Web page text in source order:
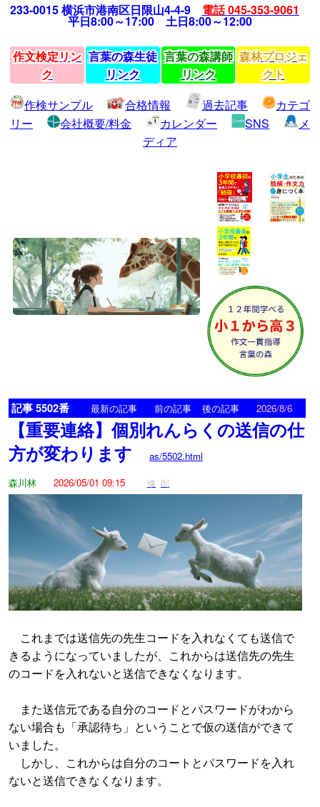
233-0015 横浜市港南区日限山4-4-9 電話 045-353-9061
平日8:00～17:00 土日8:00～12:00
作文検定リン
ク
言葉の森生徒
リンク
言葉の森講師
リンク
森林プロジェ
クト
作検サンプル
合格情報 過去記事
カテゴ
リー
会社概要/料金 カレンダー SNS
メ
ディア
記事 5502番 最新の記事 前の記事 後の記事 2026/8/6
【重要連絡】個別れんらくの送信の仕
方が変わります
as/5502.html
森川林
2026/05/01 09:15 修 削
これまでは送信先の先生コードを入れなくても送信で
きるようになっていましたが、これからは送信先の先生
のコードを入れないと送信できなくなります。
また送信元である自分のコードとパスワードがわから
ない場合も「承認待ち」ということで仮の送信ができて
いました。
しかし、これからは自分のコートとパスワードを入れ
ないと送信できなくなります。